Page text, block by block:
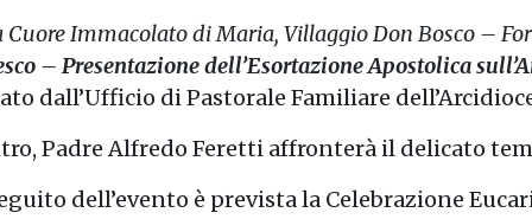
Cuore Immacolato di Maria, Villaggio Don Bosco –
– Presentazione dell’Esortazione Apostolica
dall’Ufficio di Pastorale Familiare
Padre Alfredo Feretti affronterà il delicato
dell’evento è prevista la Celebrazione